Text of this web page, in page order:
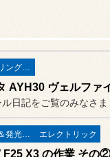
スタイリング系 ホイール＆タイヤ＆エアロパーツ
発光系＆発光部位 白色化 系 エレクトリック